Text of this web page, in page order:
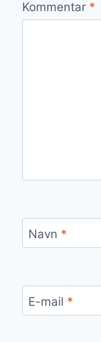
Kommentar *
Navn *
E-mail *